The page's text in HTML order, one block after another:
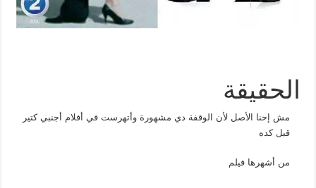
الحقيقة
مش إحنا الأصل لأن الوقفة دي مشهورة وأتهرست في أفلام أجنبي كتير
قبل كده
من أشهرها فيلم